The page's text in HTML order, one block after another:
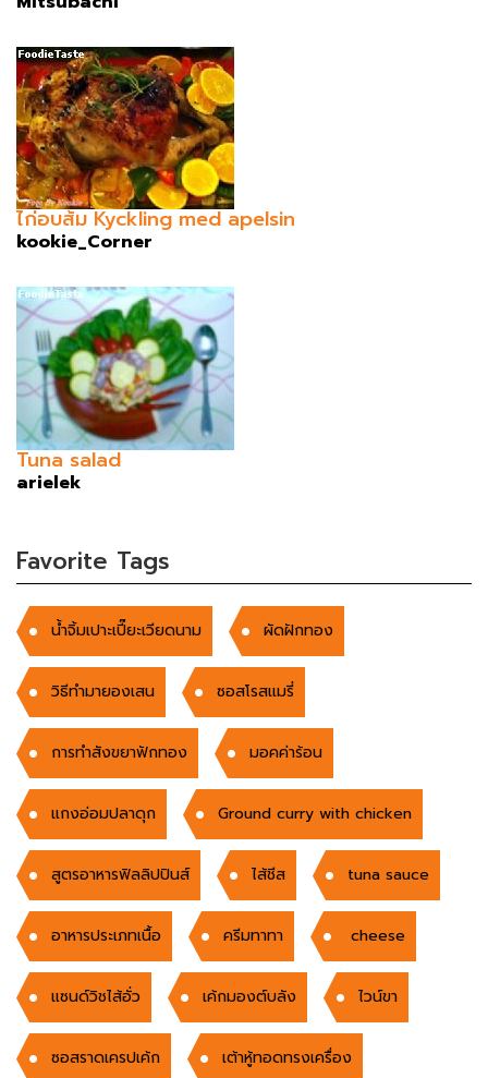
ไก่อบส้ม Kyckling med apelsin
kookie_Corner
Tuna salad
arielek
Favorite Tags
น้ำจิ้มเปาะเปี๊ยะเวียดนาม ผัดฝักทอง
วิธีทำมายองเสน ซอสโรสแมรี่
การทำสังขยาฟักทอง มอคค่าร้อน
แกงอ่อมปลาดุก Ground curry with chicken
สูตรอาหารฟิลลิปปินส์ ไส้ชีส tuna sauce
อาหารประเภทเนื้อ ครีมทาทา cheese
แซนด์วิชไส้อั่ว เค้กมองต์บลัง ไวน์ขา
ซอสราดเครปเค้ก เต้าหู้ทอดทรงเครื่อง